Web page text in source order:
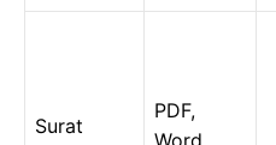
Surat
PDF,